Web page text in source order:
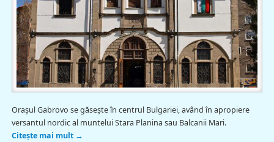
Oraşul Gabrovo se găseşte în centrul Bulgariei, având în apropiere
versantul nordic al muntelui Stara Planina sau Balcanii Mari.
Citește mai mult →